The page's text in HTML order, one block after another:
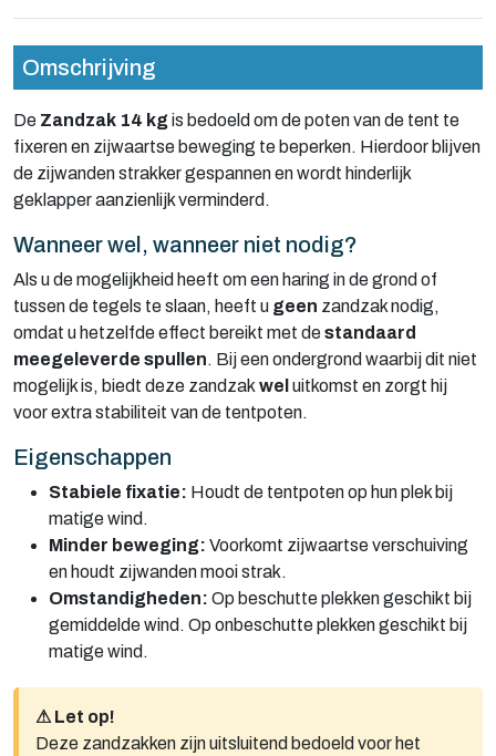
Omschrijving
De Zandzak 14 kgis bedoeld om de poten van de tent te
fixeren en zijwaartse beweging te beperken. Hierdoor blijven
de zijwanden strakker gespannen en wordt hinderlijk
geklapper aanzienlijk verminderd.
Wanneer wel, wanneer niet nodig?
Als u de mogelijkheid heeft om een haring in de grond of
tussen de tegels te slaan, heeft u geen zandzak nodig,
omdat u hetzelfde effect bereikt met destandaard
meegeleverde spullen. Bij een ondergrond waarbij dit niet
mogelijk is, biedt deze zandzak wel uitkomst en zorgt hij
voor extra stabiliteit van de tentpoten.
Eigenschappen
Stabiele fixatie: Houdt de tentpoten op hun plek bij
matige wind.
Minder beweging: Voorkomt zijwaartse verschuiving
en houdt zijwanden mooi strak.
Omstandigheden: Op beschutte plekken geschikt bij
gemiddelde wind. Op onbeschutte plekken geschikt bij
matige wind.
⚠ Let op!
Deze zandzakken zijn uitsluitend bedoeld voor het